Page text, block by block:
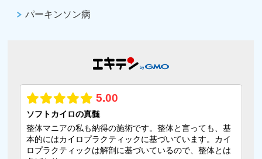
パーキンソン病